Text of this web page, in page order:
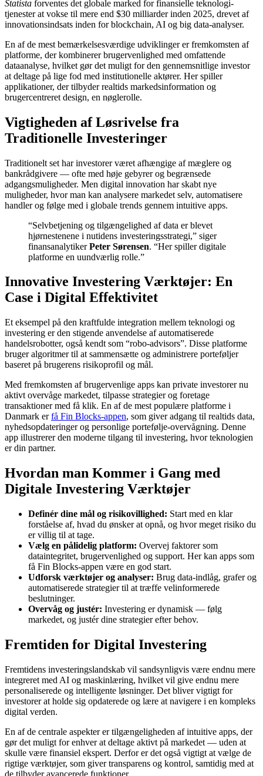
Statista forventes det globale marked for finansielle teknologi-
tjenester at vokse til mere end $30 milliarder inden 2025, drevet af
innovationsindsats inden for blockchain, AI og big data-analyser.
En af de mest bemærkelsesværdige udviklinger er fremkomsten af
platforme, der kombinerer brugervenlighed med omfattende
dataanalyse, hvilket gør det muligt for den gennemsnitlige investor
at deltage på lige fod med institutionelle aktører. Her spiller
applikationer, der tilbyder realtids markedsinformation og
brugercentreret design, en nøglerolle.
Vigtigheden af Løsrivelse fra
Traditionelle Investeringer
Traditionelt set har investorer været afhængige af mæglere og
bankrådgivere — ofte med høje gebyrer og begrænsede
adgangsmuligheder. Men digital innovation har skabt nye
muligheder, hvor man kan analysere markedet selv, automatisere
handler og følge med i globale trends gennem intuitive apps.
“Selvbetjening og tilgængelighed af data er blevet
hjørnestenene i nutidens investeringsstrategi,” siger
finansanalytikerPeter Sørensen. “Her spiller digitale
platforme en uundværlig rolle.”
Innovative Investering Værktøjer: En
Case i Digital Effektivitet
Et eksempel på den kraftfulde integration mellem teknologi og
investering er den stigende anvendelse af automatiserede
handelsrobotter, også kendt som “robo-advisors”. Disse platforme
bruger algoritmer til at sammensætte og administrere porteføljer
baseret på brugerens risikoprofil og mål.
Med fremkomsten af brugervenlige apps kan private investorer nu
aktivt overvåge markedet, tilpasse strategier og foretage
transaktioner med få klik. En af de mest populære platforme i
Danmark erfå Fin Blocks-appen, som giver adgang til realtids data,
nyhedsopdateringer og personlige portefølje-overvågning. Denne
app illustrerer den moderne tilgang til investering, hvor teknologien
er din partner.
Hvordan man Kommer i Gang med
Digitale Investering Værktøjer
Definér dine mål og risikovillighed: Start med en klar
forståelse af, hvad du ønsker at opnå, og hvor meget risiko du
er villig til at tage.
Vælg en pålidelig platform: Overvej faktorer som
dataintegritet, brugervenlighed og support. Her kan apps som
få Fin Blocks-appen være en god start.
Udforsk værktøjer og analyser: Brug data-indlåg, grafer og
automatiserede strategier til at træffe velinformerede
beslutninger.
Overvåg og justér: Investering er dynamisk — følg
markedet, og justér dine strategier efter behov.
Fremtiden for Digital Investering
Fremtidens investeringslandskab vil sandsynligvis være endnu mere
integreret med AI og maskinlæring, hvilket vil give endnu mere
personaliserede og intelligente løsninger. Det bliver vigtigt for
investorer at holde sig opdaterede og lære at navigere i en kompleks
digital verden.
En af de centrale aspekter er tilgængeligheden af intuitive apps, der
gør det muligt for enhver at deltage aktivt på markedet — uden at
skulle være finansiel ekspert. Derfor er det også vigtigt at vælge de
rigtige værktøjer, som giver transparens og kontrol, samtidig med at
de tilbyder avancerede funktioner.